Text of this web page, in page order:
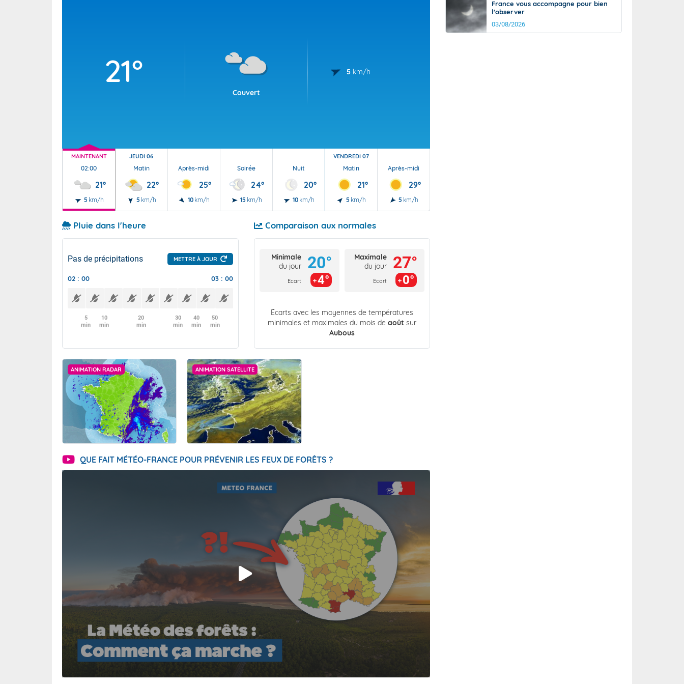
21°
Couvert
5 km/h
MAINTENANT
02:00
21°
5 km/h
JEUDI 06
Matin
22°
5 km/h
Après-midi
25°
10 km/h
Soirée
24°
15 km/h
Nuit
20°
10 km/h
VENDREDI 07
Matin
21°
5 km/h
Après-midi
29°
5 km/h
Pluie dans l'heure
Pas de précipitations METTRE À JOUR
02 : 00 03 : 00
5
min
10
min
20
min
30
min
40
min
50
min
Comparaison aux normales
Minimale
du jour
Ecart
20°
4°
Maximale
du jour
Ecart
27°
0°
Écarts avec les moyennes de températures
minimales et maximales du mois de août sur
Aubous
ANIMATION RADAR ANIMATION SATELLITE
QUE FAIT MÉTÉO-FRANCE POUR PRÉVENIR LES FEUX DE FORÊTS ?
France vous accompagne pour bien
l'observer
03/08/2026